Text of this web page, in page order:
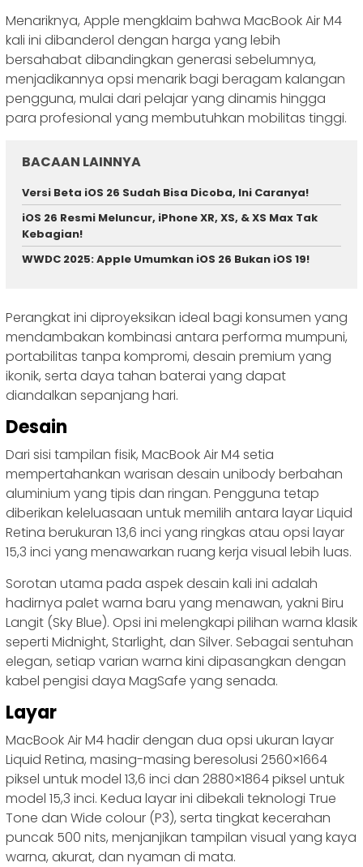
Menariknya, Apple mengklaim bahwa MacBook Air M4
kali ini dibanderol dengan harga yang lebih
bersahabat dibandingkan generasi sebelumnya,
menjadikannya opsi menarik bagi beragam kalangan
pengguna, mulai dari pelajar yang dinamis hingga
para profesional yang membutuhkan mobilitas tinggi.
BACAAN LAINNYA
Versi Beta iOS 26 Sudah Bisa Dicoba, Ini Caranya!
iOS 26 Resmi Meluncur, iPhone XR, XS, & XS Max Tak
Kebagian!
WWDC 2025: Apple Umumkan iOS 26 Bukan iOS 19!
Perangkat ini diproyeksikan ideal bagi konsumen yang
mendambakan kombinasi antara performa mumpuni,
portabilitas tanpa kompromi, desain premium yang
ikonik, serta daya tahan baterai yang dapat
diandalkan sepanjang hari.
Desain
Dari sisi tampilan fisik, MacBook Air M4 setia
mempertahankan warisan desain unibody berbahan
aluminium yang tipis dan ringan. Pengguna tetap
diberikan keleluasaan untuk memilih antara layar Liquid
Retina berukuran 13,6 inci yang ringkas atau opsi layar
15,3 inci yang menawarkan ruang kerja visual lebih luas.
Sorotan utama pada aspek desain kali ini adalah
hadirnya palet warna baru yang menawan, yakni Biru
Langit (Sky Blue). Opsi ini melengkapi pilihan warna klasik
seperti Midnight, Starlight, dan Silver. Sebagai sentuhan
elegan, setiap varian warna kini dipasangkan dengan
kabel pengisi daya MagSafe yang senada.
Layar
MacBook Air M4 hadir dengan dua opsi ukuran layar
Liquid Retina, masing-masing beresolusi 2560×1664
piksel untuk model 13,6 inci dan 2880×1864 piksel untuk
model 15,3 inci. Kedua layar ini dibekali teknologi True
Tone dan Wide colour (P3), serta tingkat kecerahan
puncak 500 nits, menjanjikan tampilan visual yang kaya
warna, akurat, dan nyaman di mata.